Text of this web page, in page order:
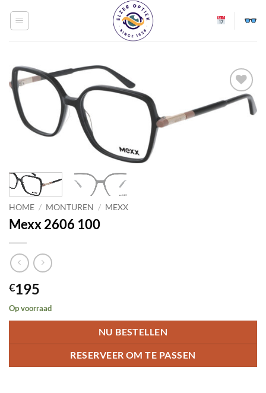
naar
Toevoegen
HOME / MONTUREN / MEXX
Mexx 2606 100
€195
Op voorraad
NU BESTELLEN
RESERVEER OM TE PASSEN